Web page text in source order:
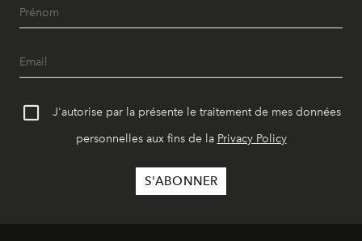
J'autorise par la présente le traitement de mes données
personnelles aux fins de la Privacy Policy